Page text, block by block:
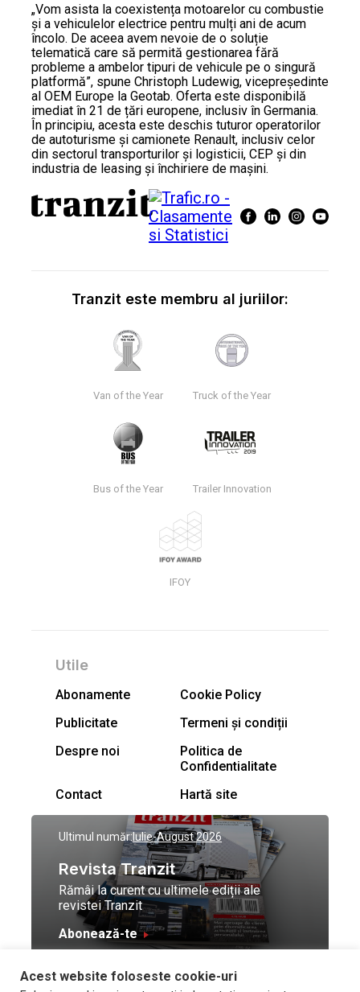
„Vom asista la coexistența motoarelor cu combustie
și a vehiculelor electrice pentru mulți ani de acum
încolo. De aceea avem nevoie de o soluție
telematică care să permită gestionarea fără
probleme a ambelor tipuri de vehicule pe o singură
platformă”, spune Christoph Ludewig, vicepreședinte
al OEM Europe la Geotab. Oferta este disponibilă
imediat în 21 de țări europene, inclusiv în Germania.
În principiu, acesta este deschis tuturor operatorilor
de autoturisme și camionete Renault, inclusiv celor
din sectorul transporturilor și logisticii, CEP și din
industria de leasing și închiriere de mașini.
Tranzit este membru al juriilor:
Van of the Year Truck of the Year
Bus of the Year Trailer Innovation
IFOY
Utile
Abonamente
Cookie Policy
Publicitate
Termeni și condiții
Despre noi
Politica de
Confidentialitate
Contact
Hartă site
Ultimul număr:Iulie-August 2026
Revista Tranzit
Rămâi la curent cu ultimele ediții ale
revistei Tranzit
Abonează-te
© Toate drepturile Design by
Acest website foloseste cookie-uri